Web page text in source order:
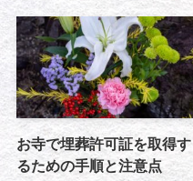
お寺で埋葬許可証を取得す
るための手順と注意点